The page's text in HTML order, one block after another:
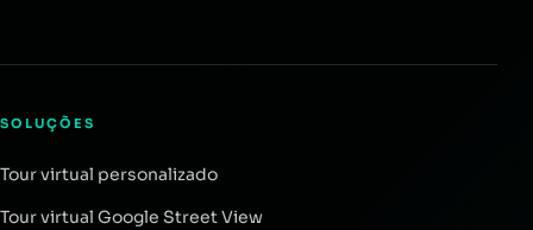
SOLUÇÕES
Tour virtual personalizado
Tour virtual Google Street View